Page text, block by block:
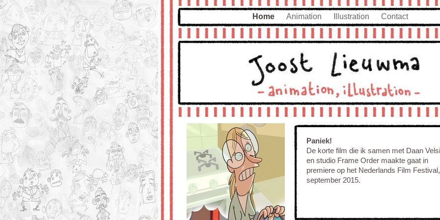
Home Animation Illustration Contact
Paniek!
De korte film die ik samen met Daan
en studio Frame Order maakte gaat in
premiere op het Nederlands Film Festival,
september 2015.